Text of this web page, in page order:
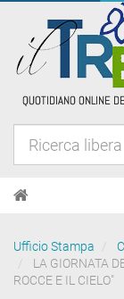
Ufficio Stampa
LA GIORNATA
ROCCE E IL CIELO"